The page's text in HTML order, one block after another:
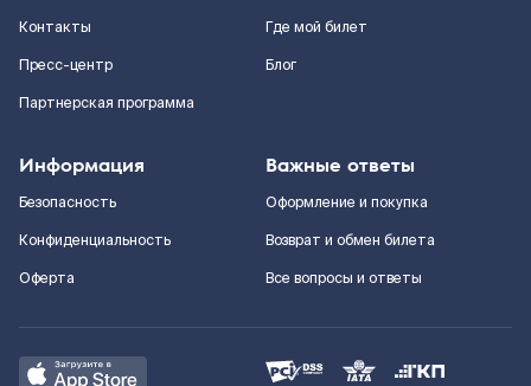
Контакты
Пресс-центр
Партнерская программа
Где мой билет
Блог
Информация
Безопасность
Конфиденциальность
Оферта
Важные ответы
Оформление и покупка
Возврат и обмен билета
Все вопросы и ответы